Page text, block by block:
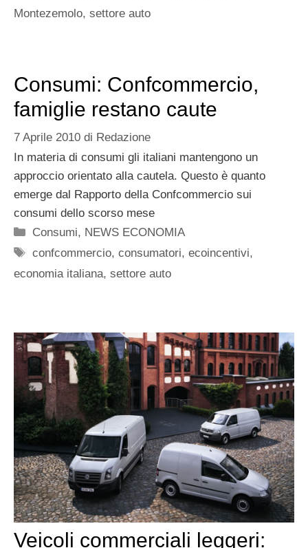
Montezemolo, settore auto
Consumi: Confcommercio,
famiglie restano caute
7 Aprile 2010 di Redazione
In materia di consumi gli italiani mantengono un
approccio orientato alla cautela. Questo è quanto
emerge dal Rapporto della Confcommercio sui
consumi dello scorso mese
Categorie
Consumi, NEWS ECONOMIA
Tag
confcommercio,consumatori,ecoincentivi,
economia italiana, settore auto
Veicoli commerciali leggeri: